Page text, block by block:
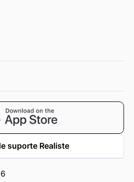
suporte Realiste